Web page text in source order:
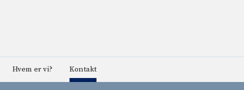
Hvem er vi? Kontakt